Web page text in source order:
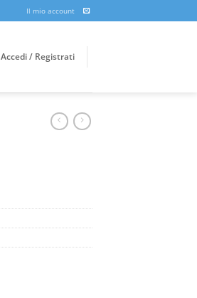
Il mio account
Accedi / Registrati